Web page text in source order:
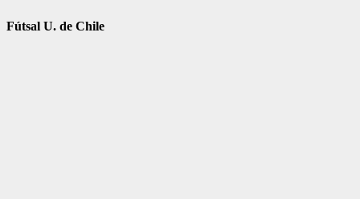
Fútsal U. de Chile